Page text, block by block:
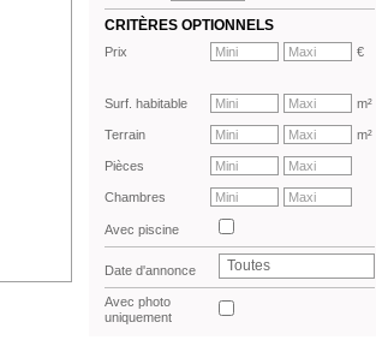
CRITÈRES OPTIONNELS
Prix €
Surf. habitable m²
Terrain m²
Pièces
Chambres
Avec piscine
Date d'annonce Toutes
Avec photo
uniquement